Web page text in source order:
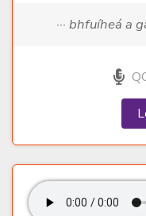
··· bhfuíheá a